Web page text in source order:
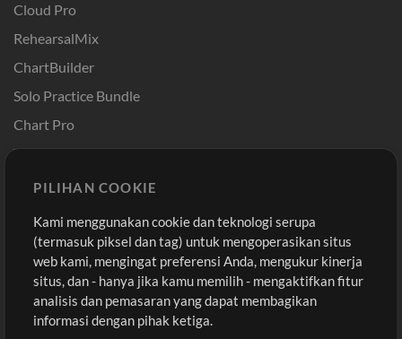
Cloud Pro
RehearsalMix
ChartBuilder
Solo Practice Bundle
Chart Pro
Template ProPresenter
Sound
Pembelian
Beli Kredit
Konten Gratis
Permintaan Lagu
Akun
Masuk
Daftar
Lihat Keranjang
PILIHAN COOKIE
Kami menggunakan cookie dan teknologi serupa
(termasuk piksel dan tag) untuk mengoperasikan situs
web kami, mengingat preferensi Anda, mengukur kinerja
situs, dan - hanya jika kamu memilih - mengaktifkan fitur
analisis dan pemasaran yang dapat membagikan
informasi dengan pihak ketiga.